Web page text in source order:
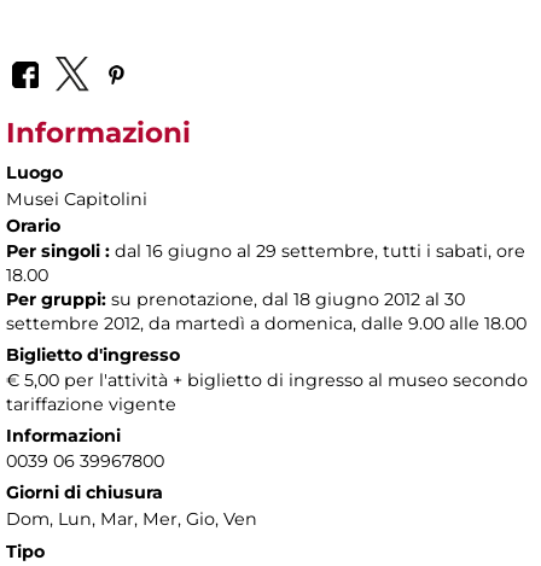
Informazioni
Luogo
Musei Capitolini
Orario
Per singoli : dal 16 giugno al 29 settembre, tutti i sabati, ore
18.00
Per gruppi: su prenotazione, dal 18 giugno 2012 al 30
settembre 2012, da martedì a domenica, dalle 9.00 alle 18.00
Biglietto d'ingresso
€ 5,00 per l'attività + biglietto di ingresso al museo secondo
tariffazione vigente
Informazioni
0039 06 39967800
Giorni di chiusura
Dom, Lun, Mar, Mer, Gio, Ven
Tipo